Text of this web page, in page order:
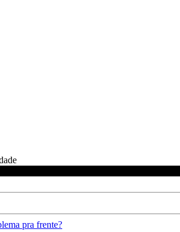
pra frente?